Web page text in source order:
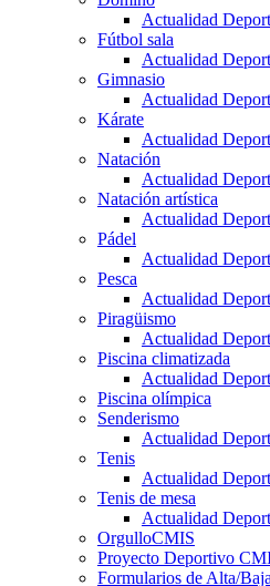
Actualidad
Fútbol sala
Actualidad
Gimnasio
Actualidad
Kárate
Actualidad
Natación
Actualidad
Natación artística
Actualidad
Pádel
Actualidad
Pesca
Actualidad
Piragüismo
Actualidad
Piscina climatizada
Actualidad
Piscina olímpica
Senderismo
Actualidad
Tenis
Actualidad
Tenis de mesa
Actualidad
OrgulloCMIS
Proyecto Deportivo
Formularios de Alta/Baja